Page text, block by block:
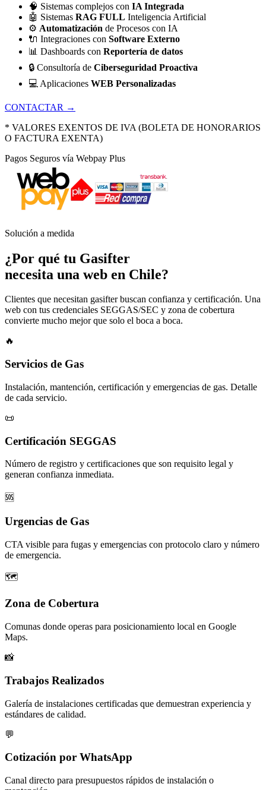
🧠 Sistemas complejos con IA Integrada
🤖 Sistemas RAG FULL Inteligencia Artificial
⚙️ Automatización de Procesos con IA
🔌 Integraciones con Software Externo
📊 Dashboards con Reportería de datos
🔒 Consultoría de Ciberseguridad Proactiva
💻 Aplicaciones WEB Personalizadas
CONTACTAR →
* VALORES EXENTOS DE IVA (BOLETA DE HONORARIOS
O FACTURA EXENTA)
Pagos Seguros vía Webpay Plus
Solución a medida
¿Por qué tu Gasifter
necesita una web en Chile?
Clientes que necesitan gasifter buscan confianza y certificación. Una
web con tus credenciales SEGGAS/SEC y zona de cobertura
convierte mucho mejor que solo el boca a boca.
🔥
Servicios de Gas
Instalación, mantención, certificación y emergencias de gas. Detalle
de cada servicio.
📜
Certificación SEGGAS
Número de registro y certificaciones que son requisito legal y
generan confianza inmediata.
🆘
Urgencias de Gas
CTA visible para fugas y emergencias con protocolo claro y número
de emergencia.
🗺️
Zona de Cobertura
Comunas donde operas para posicionamiento local en Google
Maps.
📸
Trabajos Realizados
Galería de instalaciones certificadas que demuestran experiencia y
estándares de calidad.
💬
Cotización por WhatsApp
Canal directo para presupuestos rápidos de instalación o